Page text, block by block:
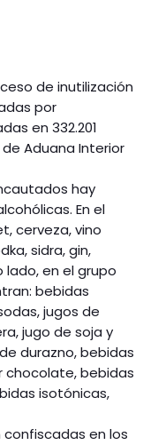
de inutilización
por
en 332.201
Aduana Interior
hay
En el
cerveza, vino
sidra, gin,
en el grupo
bebidas
jugos de
jugo de soja y
durazno, bebidas
chocolate, bebidas
isotónicas,
en los